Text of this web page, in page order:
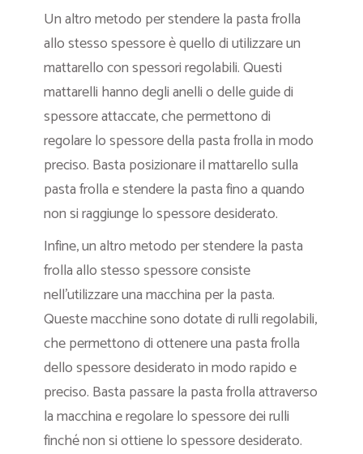
Un altro metodo per stendere la pasta frolla
allo stesso spessore è quello di utilizzare un
mattarello con spessori regolabili. Questi
mattarelli hanno degli anelli o delle guide di
spessore attaccate, che permettono di
regolare lo spessore della pasta frolla in modo
preciso. Basta posizionare il mattarello sulla
pasta frolla e stendere la pasta fino a quando
non si raggiunge lo spessore desiderato.
Infine, un altro metodo per stendere la pasta
frolla allo stesso spessore consiste
nell’utilizzare una macchina per la pasta.
Queste macchine sono dotate di rulli regolabili,
che permettono di ottenere una pasta frolla
dello spessore desiderato in modo rapido e
preciso. Basta passare la pasta frolla attraverso
la macchina e regolare lo spessore dei rulli
finché non si ottiene lo spessore desiderato.